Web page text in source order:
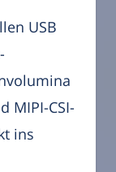
USB
MIPI-CSI-
ins